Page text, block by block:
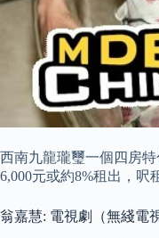
西南九龍瓏璽一個四房
6,000元或約8%租出，呎
翁嘉慧: 電視劇（無綫電